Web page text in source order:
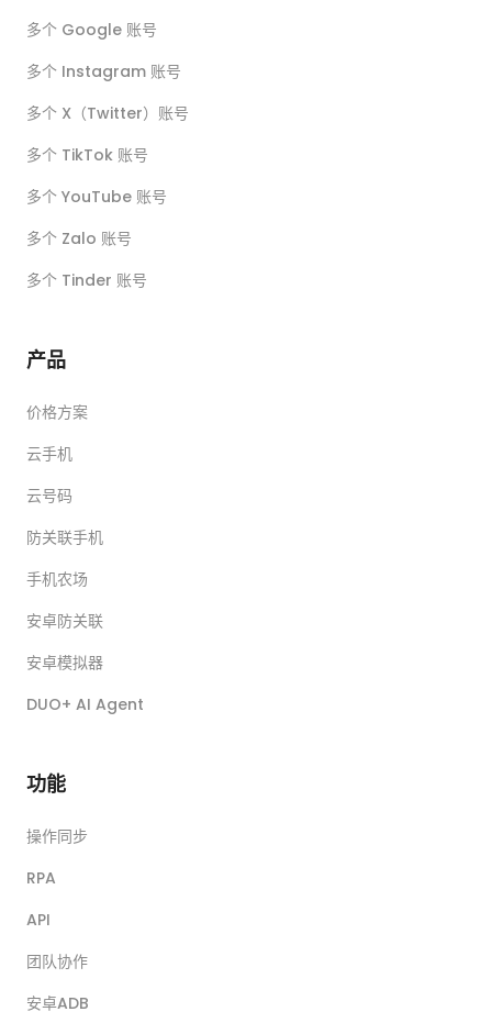
多个 Google 账号
多个 Instagram 账号
多个 X（Twitter）账号
多个 TikTok 账号
多个 YouTube 账号
多个 Zalo 账号
多个 Tinder 账号
产品
价格方案
云手机
云号码
防关联手机
手机农场
安卓防关联
安卓模拟器
DUO+ AI Agent
功能
操作同步
RPA
API
团队协作
安卓ADB